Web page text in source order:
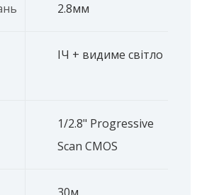
2.8мм
ІЧ + видиме світло
1/2.8" Progressive
Scan CMOS